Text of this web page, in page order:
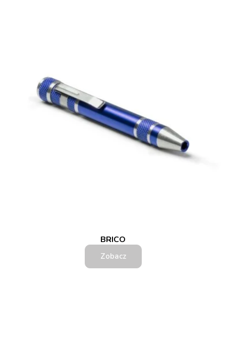
BRICO
Zobacz